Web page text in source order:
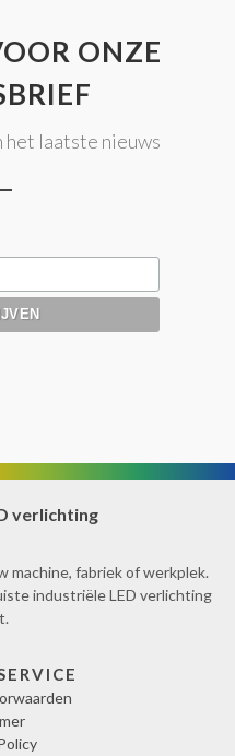
ONZE
het laatste nieuws
verlichting
machine, fabriek of werkplek.
industriële LED verlichting